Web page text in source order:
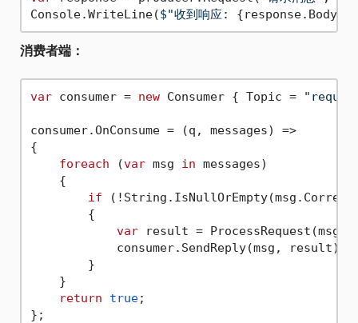
Console.WriteLine($"收到响应:
消费者端：
var consumer = new Consumer { Topic =
consumer.OnConsume = (q, messages) =>
{
foreach (var msg in messages)
    {
if
        {
var result =
            consumer.SendReply(msg, result);
        }
    }
return
true;
};